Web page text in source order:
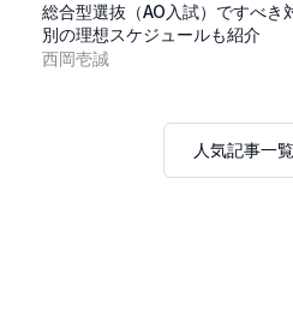
総合型選抜（AO入試）ですべ
別の理想スケジュールも紹介
西岡壱誠
人気記事一